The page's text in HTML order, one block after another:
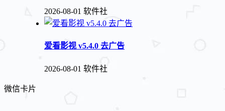
2026-08-01 软件社
爱看影视 v5.4.0 去广告
2026-08-01 软件社
微信卡片